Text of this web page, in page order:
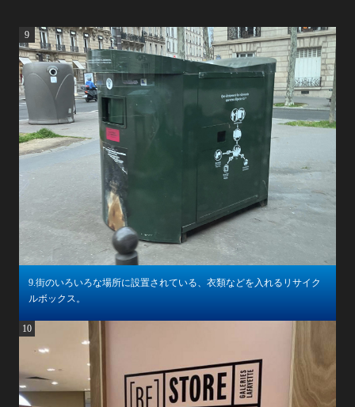
9
9.街のいろいろな場所に設置されている、衣類などを入れるリサイク
ルボックス。​
10